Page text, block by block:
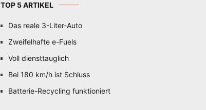
TOP 5 ARTIKEL
Das reale 3-Liter-Auto
Zweifelhafte e-Fuels
Voll diensttauglich
Bei 180 km/h ist Schluss
Batterie-Recycling funktioniert